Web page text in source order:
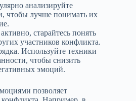
анализируйте
чтобы лучше понимать их
старайтесь понять
участников конфликта.
Используйте техники
чтобы снизить
эмоций.
позволяет